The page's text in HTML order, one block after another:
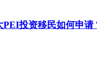
投资移民如何申请